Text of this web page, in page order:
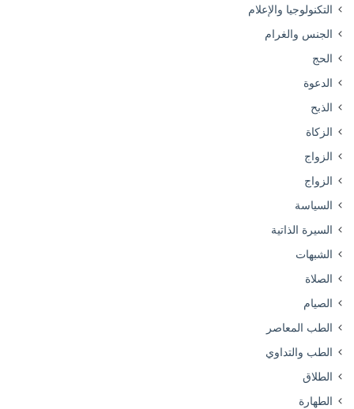
التكنولوجيا والإعلام
الجنس والغرام
الحج
الدعوة
الذبح
الزكاة
الزواج
الزواج
السياسة
السيرة الذاتية
الشبهات
الصلاة
الصيام
الطب المعاصر
الطب والتداوي
الطلاق
الطهارة